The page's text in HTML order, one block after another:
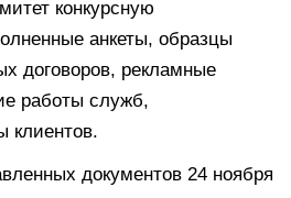
конкурсную
анкеты, образцы
договоров, рекламные
работы служб,
клиентов.
документов 24 ноября